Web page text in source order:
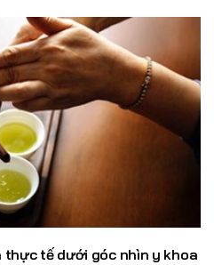
thực tế dưới góc nhìn y khoa